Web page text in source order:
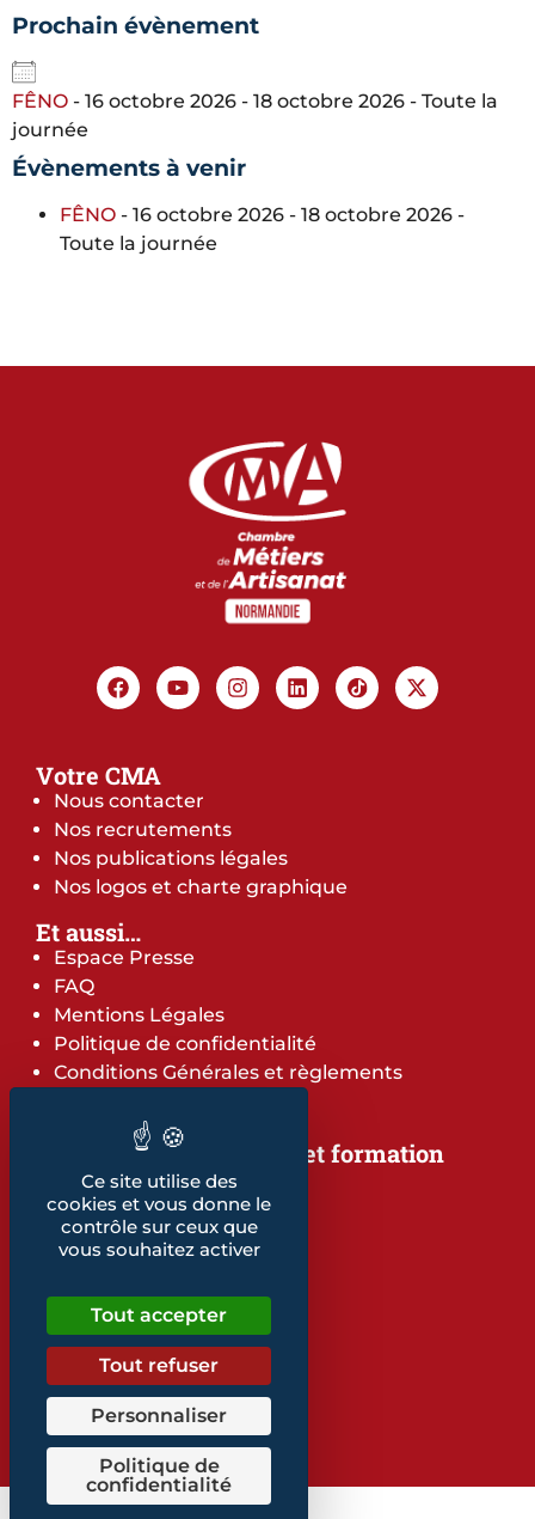
Prochain évènement
FÊNO - 16 octobre 2026 - 18 octobre 2026 - Toute la
journée
Évènements à venir
FÊNO - 16 octobre 2026 - 18 octobre 2026 -
Toute la journée
Votre CMA
Nous contacter
Nos recrutements
Nos publications légales
Nos logos et charte graphique
Et aussi…
Espace Presse
FAQ
Mentions Légales
Politique de confidentialité
Conditions Générales et règlements
Notre offre de services et formation
Notre offre de services
Notre offre de formation
Notre dépliant formation
Nos publications
Retrouvez également...
Notre glossaire
Ce site utilise des
cookies et vous donne le
contrôle sur ceux que
vous souhaitez activer
Tout accepter
Tout refuser
Personnaliser
Politique de
confidentialité